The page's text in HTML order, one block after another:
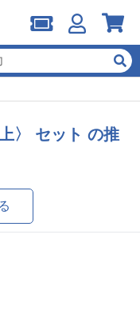
〉 セット の推